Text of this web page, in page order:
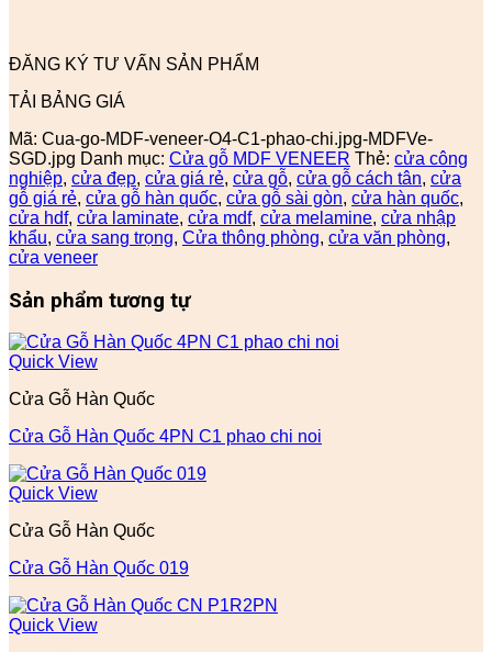
ĐĂNG KÝ TƯ VẤN SẢN PHẨM
TẢI BẢNG GIÁ
Mã: Cua-go-MDF-veneer-O4-C1-phao-chi.jpg-MDFVe-
SGD.jpg Danh mục: Cửa gỗ MDF VENEER Thẻ: cửa công
nghiệp, cửa đẹp, cửa giá rẻ, cửa gỗ, cửa gỗ cách tân, cửa
gỗ giá rẻ, cửa gỗ hàn quốc, cửa gỗ sài gòn, cửa hàn quốc,
cửa hdf, cửa laminate, cửa mdf, cửa melamine, cửa nhập
khẩu, cửa sang trọng, Cửa thông phòng, cửa văn phòng,
cửa veneer
Sản phẩm tương tự
Quick View
Cửa Gỗ Hàn Quốc
Cửa Gỗ Hàn Quốc 4PN C1 phao chi noi
Quick View
Cửa Gỗ Hàn Quốc
Cửa Gỗ Hàn Quốc 019
Quick View